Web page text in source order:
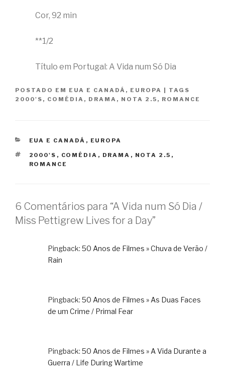
Cor, 92 min
**1/2
Título em Portugal: A Vida num Só Dia
POSTADO EM EUA E CANADÁ , EUROPA
TAGS
2000'S , COMÉDIA , DRAMA , NOTA 2.5 , ROMANCE
CATEGORIAS
EUA E CANADÁ , EUROPA
TAGS
2000'S , COMÉDIA , DRAMA , NOTA 2.5 ,
ROMANCE
6 Comentários para “A Vida num Só Dia /
Miss Pettigrew Lives for a Day”
Pingback: 50 Anos de Filmes » Chuva de Verão /
Rain
Pingback: 50 Anos de Filmes » As Duas Faces
de um Crime / Primal Fear
Pingback: 50 Anos de Filmes » A Vida Durante a
Guerra / Life During Wartime